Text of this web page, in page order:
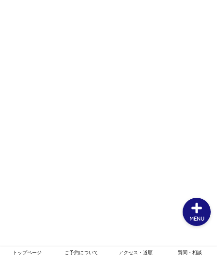
トップページ ご予約について アクセス・道順 質問・相談
MENU